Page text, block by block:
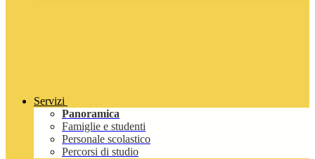
Servizi
Panoramica
Famiglie e studenti
Personale scolastico
Percorsi di studio